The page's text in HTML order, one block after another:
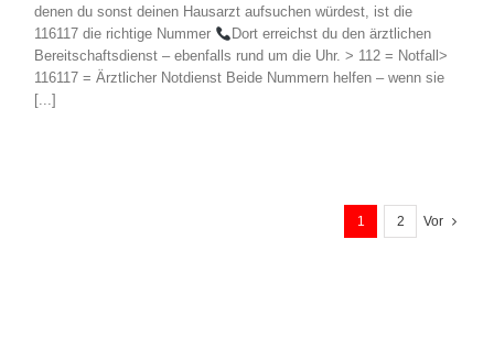
denen du sonst deinen Hausarzt aufsuchen würdest, ist die
116117 die richtige Nummer
Dort erreichst du den ärztlichen
Bereitschaftsdienst – ebenfalls rund um die Uhr. > 112 = Notfall>
116117 = Ärztlicher Notdienst Beide Nummern helfen – wenn sie
[...]
1 2 Vor